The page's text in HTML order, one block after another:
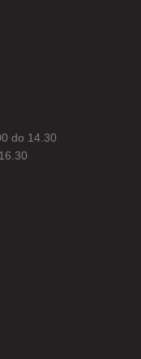
do 14.30